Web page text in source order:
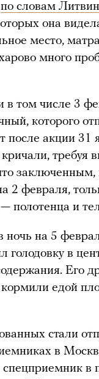
по словам
она
место,
много
в том числе 3
которого
после акции 31
требуя
заключенным,
2 февраля,
полотенца и
ночь на 5
в
Его
едой
стали
в
в